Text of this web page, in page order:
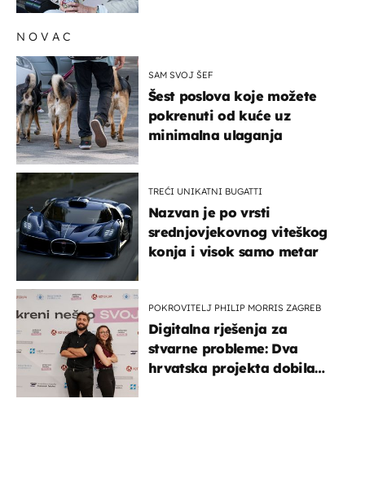
NOVAC
SAM SVOJ ŠEF
Šest poslova koje možete
pokrenuti od kuće uz
minimalna ulaganja
TREĆI UNIKATNI BUGATTI
Nazvan je po vrsti
srednjovjekovnog viteškog
konja i visok samo metar
POKROVITELJ PHILIP MORRIS ZAGREB
Digitalna rješenja za
stvarne probleme: Dva
hrvatska projekta dobila